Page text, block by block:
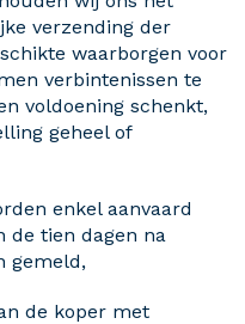
verzending der
waarborgen voor
verbintenissen te
voldoening schenkt,
geheel of
enkel aanvaard
de tien dagen na
gemeld,
de koper met